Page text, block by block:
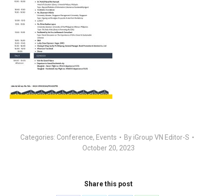
Categories: Conference, Events By iGroup VN Editor-S
October 20, 2023
Share this post